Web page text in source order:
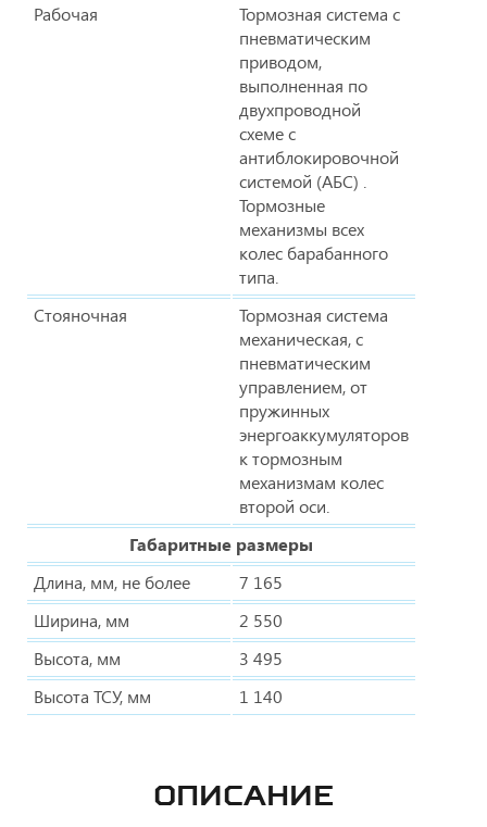
Рабочая
Тормозная система с
пневматическим
приводом,
выполненная по
двухпроводной
схеме с
антиблокировочной
системой (АБС) .
Тормозные
механизмы всех
колес барабанного
типа.
Стояночная
Тормозная система
механическая, с
пневматическим
управлением, от
пружинных
энергоаккумуляторов
к тормозным
механизмам колес
второй оси.
Габаритные размеры
Длина, мм, не более
7 165
Ширина, мм
2 550
Высота, мм
3 495
Высота ТСУ, мм
1 140
ОПИСАНИЕ